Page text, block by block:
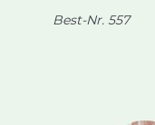
Langnese, 125 ml
Best-Nr. 557